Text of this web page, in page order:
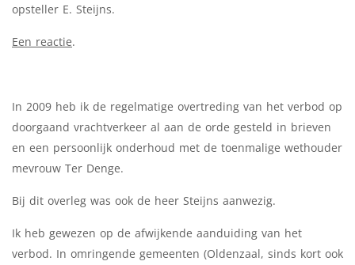
opsteller E. Steijns.
Een reactie.
In 2009 heb ik de regelmatige overtreding van het verbod op
doorgaand vrachtverkeer al aan de orde gesteld in brieven
en een persoonlijk onderhoud met de toenmalige wethouder
mevrouw Ter Denge.
Bij dit overleg was ook de heer Steijns aanwezig.
Ik heb gewezen op de afwijkende aanduiding van het
verbod. In omringende gemeenten (Oldenzaal, sinds kort ook